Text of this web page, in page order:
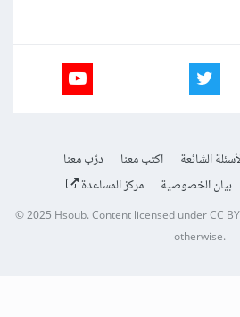
الشائعة اكتب معنا
درّب معنا
بيان الخصوصية مركز المساعدة
© 2025 Hsoub.Content licensed underCC
otherwise.